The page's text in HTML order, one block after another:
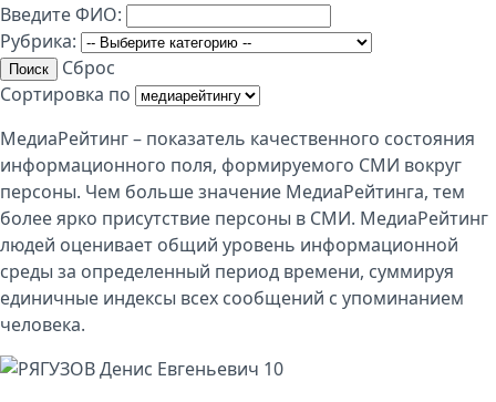
Введите ФИО:
Рубрика:
Поиск
Сброс
Сортировка по
МедиаРейтинг – показатель качественного состояния
информационного поля, формируемого СМИ вокруг
персоны. Чем больше значение МедиаРейтинга, тем
более ярко присутствие персоны в СМИ. МедиаРейтинг
людей оценивает общий уровень информационной
среды за определенный период времени, суммируя
единичные индексы всех сообщений с упоминанием
человека.
10